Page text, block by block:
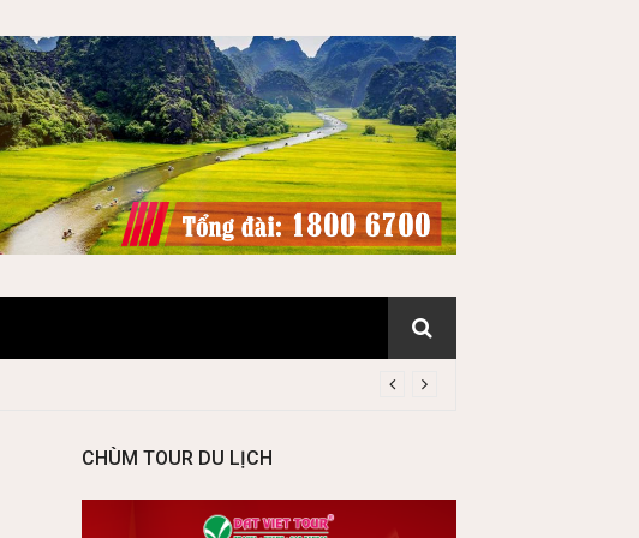
CHÙM TOUR DU LỊCH